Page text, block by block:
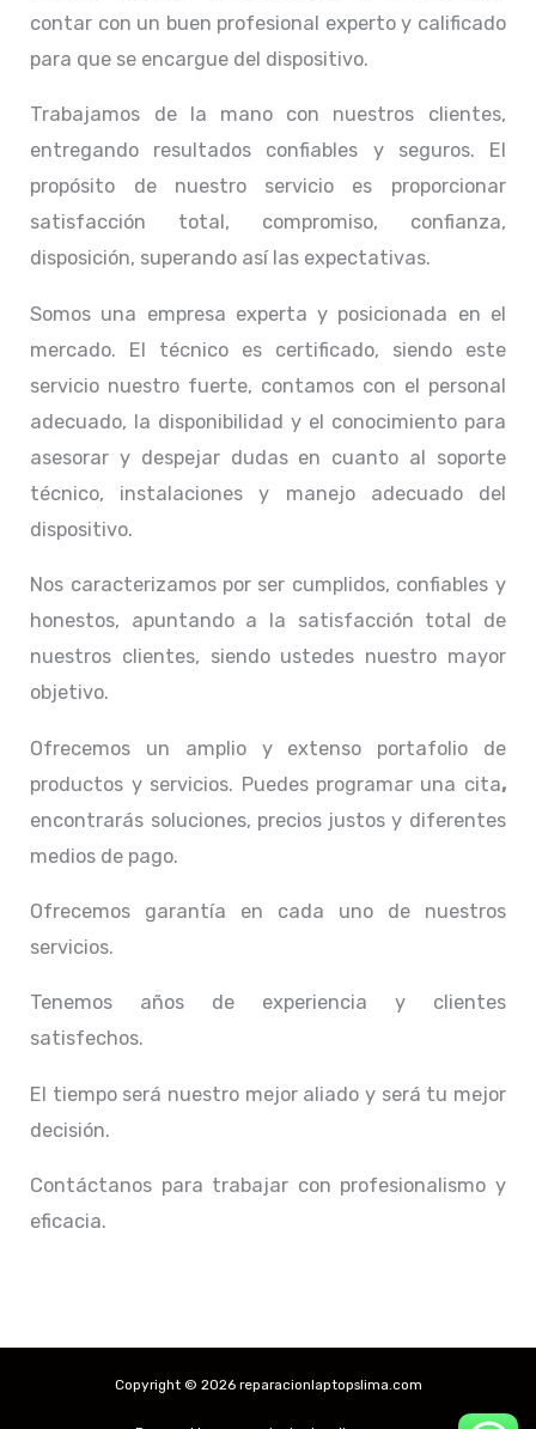
contar con un buen profesional experto y calificado
para que se encargue del dispositivo.
Trabajamos de la mano con nuestros clientes,
entregando resultados confiables y seguros. El
propósito de nuestro servicio es proporcionar
satisfacción total, compromiso, confianza,
disposición, superando así las expectativas.
Somos una empresa experta y posicionada en el
mercado. El técnico es certificado, siendo este
servicio nuestro fuerte, contamos con el personal
adecuado, la disponibilidad y el conocimiento para
asesorar y despejar dudas en cuanto al soporte
técnico, instalaciones y manejo adecuado del
dispositivo.
Nos caracterizamos por ser cumplidos, confiables y
honestos, apuntando a la satisfacción total de
nuestros clientes, siendo ustedes nuestro mayor
objetivo.
Ofrecemos un amplio y extenso portafolio de
productos y servicios. Puedes programar una cita,
encontrarás soluciones, precios justos y diferentes
medios de pago.
Ofrecemos garantía en cada uno de nuestros
servicios.
Tenemos años de experiencia y clientes
satisfechos.
El tiempo será nuestro mejor aliado y será tu mejor
decisión.
Contáctanos para trabajar con profesionalismo y
eficacia.
Copyright © 2026 reparacionlaptopslima.com